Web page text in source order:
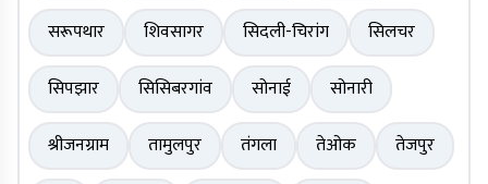
सरूपथार
शिवसागर सिदली-चिरांग
सिलचर
सिपझार
सिसिबरगांव सोनाई
सोनारी
श्रीजनग्राम
तामुलपुर तंगला तेओक
तेजपुर